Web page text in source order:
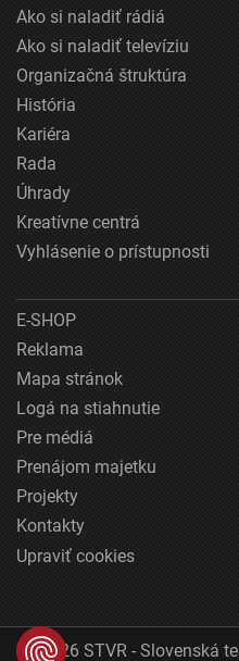
Ako si naladiť rádiá
Ako si naladiť televíziu
Organizačná štruktúra
História
Kariéra
Rada
Úhrady
Kreatívne centrá
Vyhlásenie o prístupnosti
E-SHOP
Reklama
Mapa stránok
Logá na stiahnutie
Pre médiá
Prenájom majetku
Projekty
Kontakty
Upraviť cookies
© 2026 STVR - Slovenská